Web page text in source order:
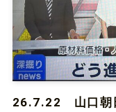
26.7.22 山口朝